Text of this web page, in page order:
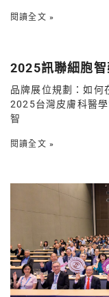
閱讀全文 »
2025訊聯細胞
品牌展位規劃：如何
2025台灣皮膚科醫
智
閱讀全文 »